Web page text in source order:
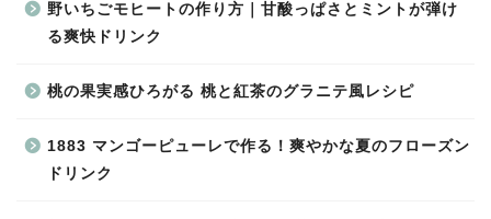
野いちごモヒートの作り方｜甘酸っぱさとミントが弾け
る爽快ドリンク
桃の果実感ひろがる 桃と紅茶のグラニテ風レシピ
1883 マンゴーピューレで作る！爽やかな夏のフローズン
ドリンク